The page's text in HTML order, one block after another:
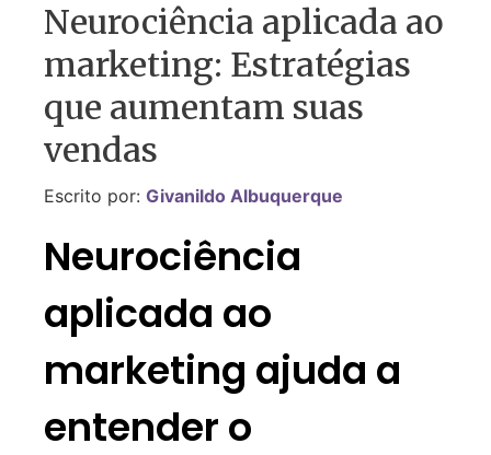
Neurociência aplicada ao
marketing: Estratégias
que aumentam suas
vendas
Escrito por: Givanildo Albuquerque
Neurociência
aplicada ao
marketing ajuda a
entender o